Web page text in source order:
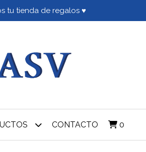
tu tienda de regalos ♥
CONTACTO 0